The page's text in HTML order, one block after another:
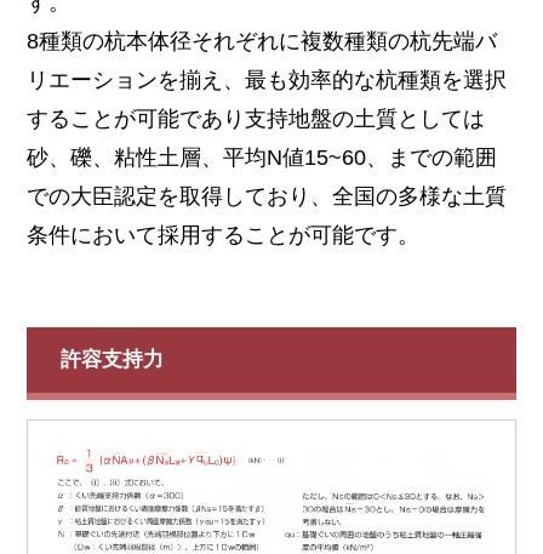
8種類の杭本体径それぞれに複数種類の杭先端バ
リエーションを揃え、最も効率的な杭種類を選択
することが可能であり支持地盤の土質としては
砂、礫、粘性土層、平均N値15~60、までの範囲
での大臣認定を取得しており、全国の多様な土質
条件において採用することが可能です。
許容支持力